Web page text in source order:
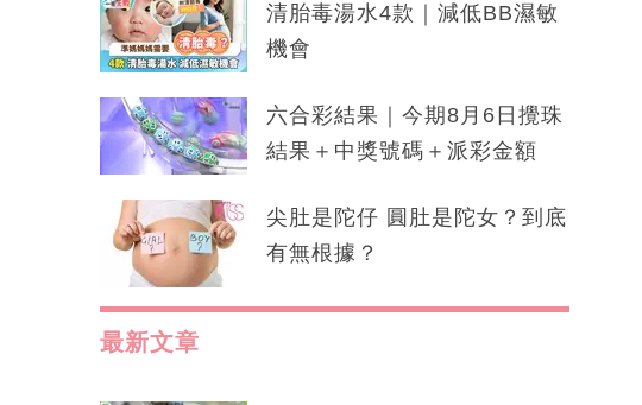
清胎毒湯水4款｜減低BB濕敏
機會
六合彩結果｜今期8月6日攪珠
結果＋中獎號碼＋派彩金額
尖肚是陀仔 圓肚是陀女？到底
有無根據？
最新文章